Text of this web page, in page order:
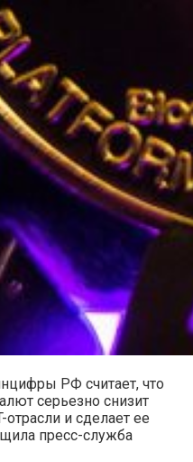
РФ считает, что
серьезно снизит
и сделает ее
пресс-служба